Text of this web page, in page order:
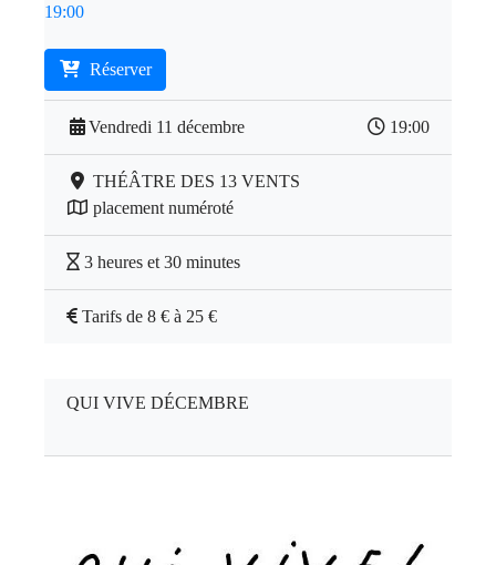
19:00
Réserver
Vendredi 11 décembre 19:00
THÉÂTRE DES 13 VENTS
placement numéroté
3 heures et 30 minutes
Tarifs de 8 € à 25 €
QUI VIVE DÉCEMBRE